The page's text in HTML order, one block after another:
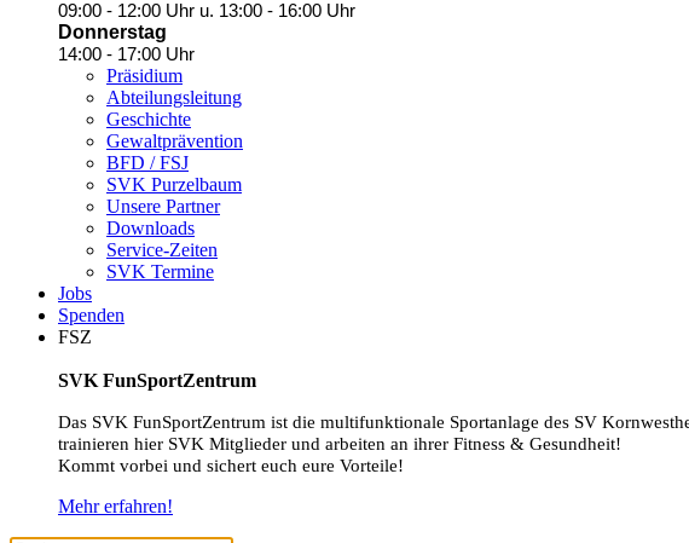
09:00 - 12:00 Uhr u. 13:00 - 16:00 Uhr
Donnerstag
14:00 - 17:00 Uhr
Präsidium
Abteilungsleitung
Geschichte
Gewaltprävention
BFD / FSJ
SVK Purzelbaum
Unsere Partner
Downloads
Service-Zeiten
SVK Termine
Jobs
Spenden
FSZ
SVK FunSportZentrum
Das SVK FunSportZentrum ist die multifunktionale Sportanlage des SV
trainieren hier SVK Mitglieder und arbeiten an ihrer Fitness & Gesundheit!
Kommt vorbei und sichert euch eure Vorteile!
Mehr erfahren!